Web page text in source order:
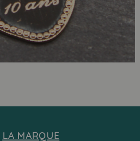
LA MARQUE